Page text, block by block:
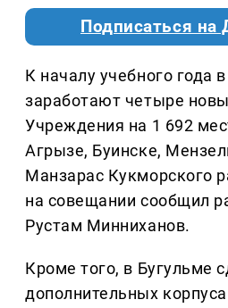
Подписаться на
К началу учебного года
заработают четыре
Учреждения на 1 692
Агрызе, Буинске,
Манзарас Кукморского
на совещании сообщил
Рустам Минниханов.
Кроме того, в Бугульме
дополнительных